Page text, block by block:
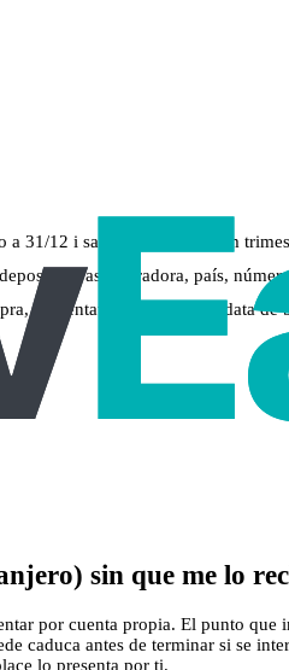
a 31/12 i saldo mitjà de l'últim
asseguradora, país,
percentatge de titularitat, data de
sin que me lo
por cuenta propia. El punto
caduca antes de terminar si se
lo presenta por ti.